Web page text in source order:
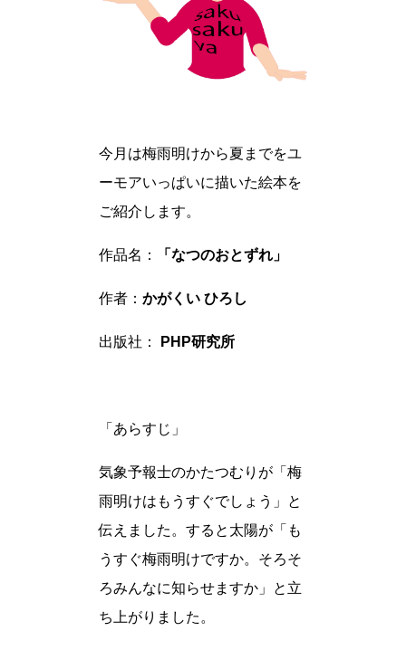
今月は梅雨明けから夏までをユ
ーモアいっぱいに描いた絵本を
ご紹介します。
作品名： 「なつのおとずれ」
作者：かがくい ひろし
出版社： PHP研究所
「あらすじ」
気象予報士のかたつむりが「梅
雨明けはもうすぐでしょう」と
伝えました。すると太陽が「も
うすぐ梅雨明けですか。そろそ
ろみんなに知らせますか」と立
ち上がりました。